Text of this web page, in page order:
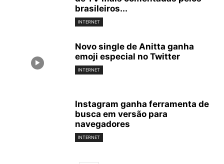
brasileiros...
INTERNET
Novo single de Anitta ganha
emoji especial no Twitter
INTERNET
Instagram ganha ferramenta de
busca em versão para
navegadores
INTERNET